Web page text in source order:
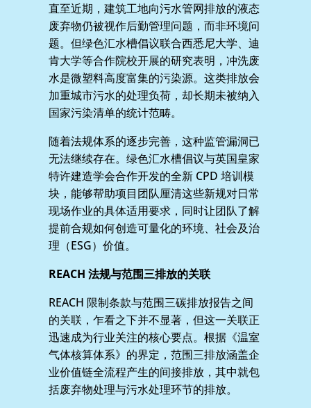
直至近期，建筑工地向污水管网排放的液态
废弃物仍被视作后勤管理问题，而非环境问
题。但绿色汇水槽倡议联合西悉尼大学、迪
肯大学等合作院校开展的研究表明，冲洗废
水是微塑料高度富集的污染源。这类排放会
加重城市污水的处理负荷，却长期未被纳入
国家污染清单的统计范畴。
随着法规体系的逐步完善，这种监管漏洞已
无法继续存在。绿色汇水槽倡议与英国皇家
特许建造学会合作开发的全新 CPD 培训模
块，能够帮助项目团队厘清这些新规对日常
现场作业的具体适用要求，同时让团队了解
提前合规如何创造可量化的环境、社会及治
理（ESG）价值。
REACH 法规与范围三排放的关联
REACH 限制条款与范围三碳排放报告之间
的关联，乍看之下并不显著，但这一关联正
迅速成为行业关注的核心要点。根据《温室
气体核算体系》的界定，范围三排放涵盖企
业价值链全流程产生的间接排放，其中就包
括废弃物处理与污水处理环节的排放。